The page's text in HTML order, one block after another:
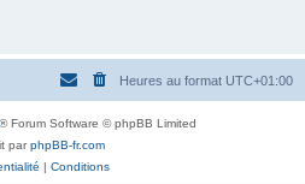
Heures au format UTC+01:00
® Forum Software © phpBB Limited
parphpBB-fr.com
| Conditions